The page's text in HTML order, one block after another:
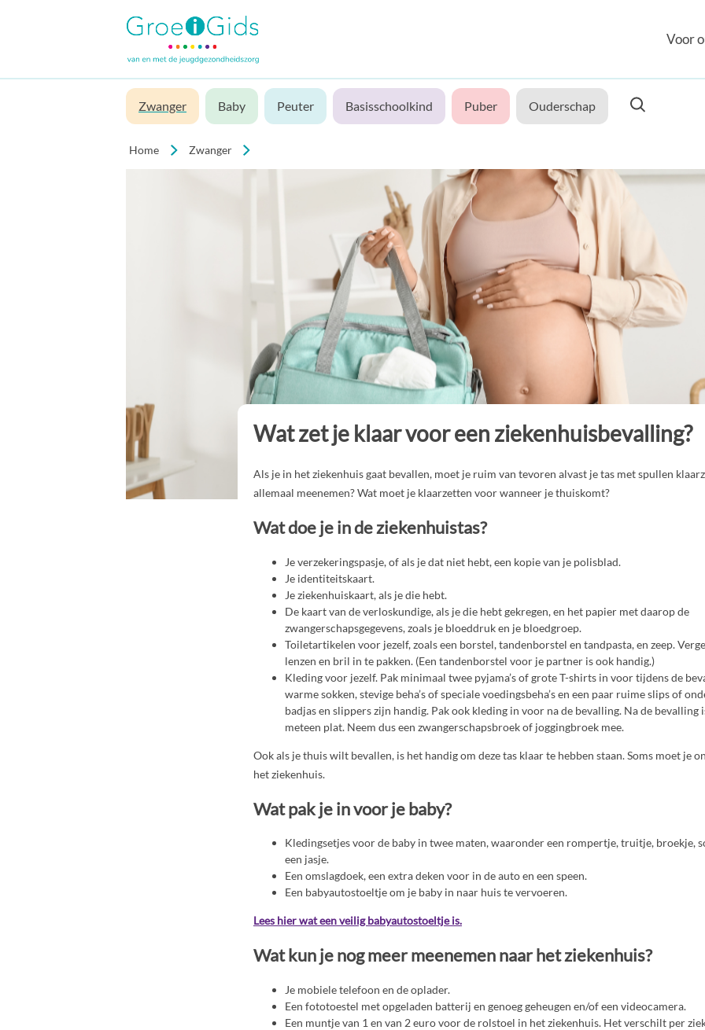
Voor
Zwanger Baby Peuter Basisschoolkind Puber Ouderschap
Home Zwanger
Wat zet je klaar voor een ziekenhuisbevalling?
Als je in het ziekenhuis gaat bevallen, moet je ruim van tevoren alvast je tas met spullen
allemaal meenemen? Wat moet je klaarzetten voor wanneer je thuiskomt?
Wat doe je in de ziekenhuistas?
Je verzekeringspasje, of als je dat niet hebt, een kopie van je polisblad.
Je identiteitskaart.
Je ziekenhuiskaart, als je die hebt.
De kaart van de verloskundige, als je die hebt gekregen, en het papier met daarop de
zwangerschapsgegevens, zoals je bloeddruk en je bloedgroep.
Toiletartikelen voor jezelf, zoals een borstel, tandenborstel en tandpasta, en zeep.
lenzen en bril in te pakken. (Een tandenborstel voor je partner is ook handig.)
Kleding voor jezelf. Pak minimaal twee pyjama’s of grote T-shirts in voor tijdens de
warme sokken, stevige beha’s of speciale voedingsbeha’s en een paar ruime slips of
badjas en slippers zijn handig. Pak ook kleding in voor na de bevalling. Na de bevalling
meteen plat. Neem dus een zwangerschapsbroek of joggingbroek mee.
Ook als je thuis wilt bevallen, is het handig om deze tas klaar te hebben staan. Soms moet je
het ziekenhuis.
Wat pak je in voor je baby?
Kledingsetjes voor de baby in twee maten, waaronder een rompertje, truitje, broekje,
een jasje.
Een omslagdoek, een extra deken voor in de auto en een speen.
Een babyautostoeltje om je baby in naar huis te vervoeren.
Lees hier wat een veilig babyautostoeltje is.
Wat kun je nog meer meenemen naar het ziekenhuis?
Je mobiele telefoon en de oplader.
Een fototoestel met opgeladen batterij en genoeg geheugen en/of een videocamera.
Een muntje van 1 en van 2 euro voor de rolstoel in het ziekenhuis. Het verschilt per